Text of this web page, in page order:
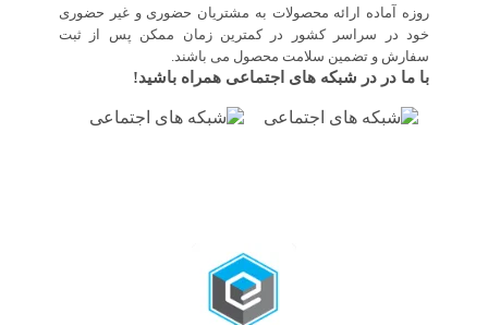
روزه آماده ارائه محصولات به مشتریان حضوری و غیر حضوری
خود در سراسر کشور در کمترین زمان ممکن پس از ثبت
سفارش و تضمین سلامت محصول می باشند.
با ما در در شبکه های اجتماعی همراه باشید!